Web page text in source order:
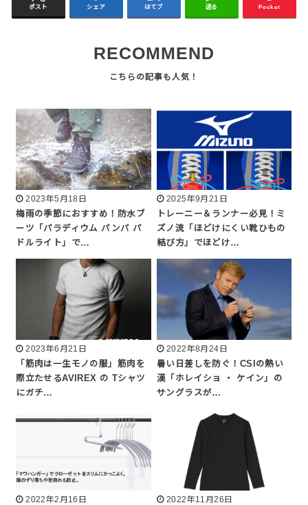
ポスト シェア はてブ 送る Pocket
RECOMMEND
2023年5月18日
梅雨の季節におすすめ！防水ブ
ーツ「パラディウム パンパ パ
ドルライト」で…
2025年9月21日
トレーニー＆ランナー必見！ミ
ズノ流「ほどけにくい靴ひもの
結び方」でほどけ…
2023年6月21日
「筋肉は一生モノの服」筋肉を
際立たせるAVIREX の Tシャツ
にガチ…
2022年8月24日
暑い日差しを防ぐ！CSIの熱い
漢「ホレイショ ・ ケイン」の
サングラスが…
2022年2月16日
2022年11月26日